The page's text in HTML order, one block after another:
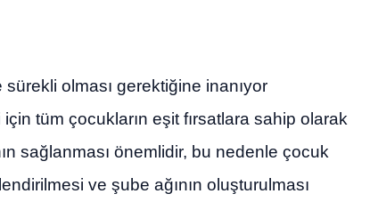
olması gerektiğine inanıyor
tüm çocukların eşit fırsatlara sahip olarak
sağlanması önemlidir, bu nedenle çocuk
ve şube ağının oluşturulması